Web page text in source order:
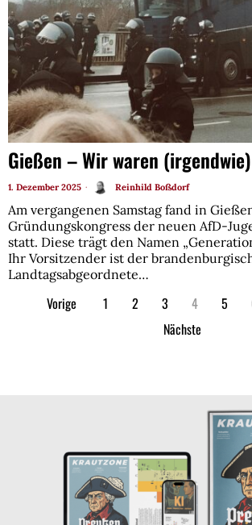
Gießen – Wir waren
1. Dezember 2025 Reinhild Boßdorf
Am vergangenen Samstag fand in
Gründungskongress der neuen AfD-
statt. Diese trägt den Namen
Ihr Vorsitzender ist der
Landtagsabgeordnete…
Vorige 1 2 3 4 5
Nächste